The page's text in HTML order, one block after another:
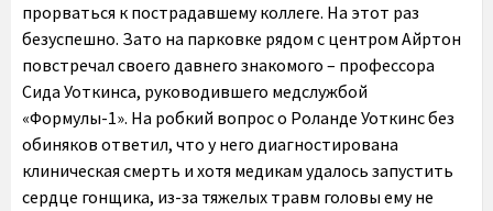
прорваться к пострадавшему коллеге. На этот раз
безуспешно. Зато на парковке рядом с центром Айртон
повстречал своего давнего знакомого – профессора
Сида Уоткинса, руководившего медслужбой
«Формулы-1». На робкий вопрос о Роланде Уоткинс без
обиняков ответил, что у него диагностирована
клиническая смерть и хотя медикам удалось запустить
сердце гонщика, из-за тяжелых травм головы ему не